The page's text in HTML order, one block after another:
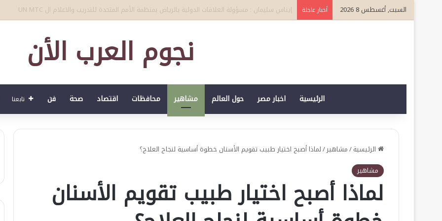
السبت, أغسطس 8 2026 أخبار عاجلة فيلدا يكشف مفاجآت مباراة لبؤات الاطلس ضد الجنوب افريقيات والتي قد تؤهلهن للوصول لكأس العالم
نجوم العرب الأن
الرئيسية اخبار مصر حول العالم مشاهير محافظات اقتصاد صحة فن تابعنا
الرئيسية/مشاهير/لماذا أصبح اختيار طبيب تقويم الأسنان خطوة أساسية لنجاح العلاج؟
مشاهير
لماذا أصبح اختيار طبيب تقويم الأسنان